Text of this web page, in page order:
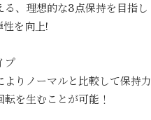
る、理想的な3点保持を目指し
性を向上!
プ
よりノーマルと比較して保持力
を生むことが可能！